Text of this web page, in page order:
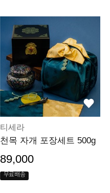
티세라
천목 자개 포장세트 500g
89,000
무료배송